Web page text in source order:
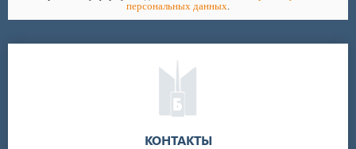
персональных данных.
КОНТАКТЫ